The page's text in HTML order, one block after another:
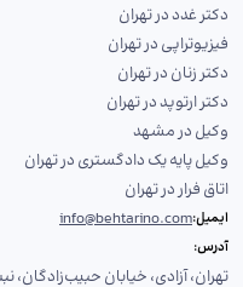
دکتر غدد در تهران
فیزیوتراپی در تهران
دکتر زنان در تهران
دکتر ارتوپد در تهران
وکیل در مشهد
وکیل پایه یک دادگستری در تهران
اتاق فرار در تهران
ایمیل:info@behtarino.com
آدرس: